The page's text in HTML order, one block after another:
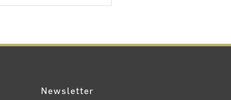
Newsletter